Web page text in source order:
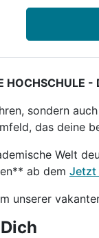
sondern
das deine
Welt
ab dem Jetzt
unserer